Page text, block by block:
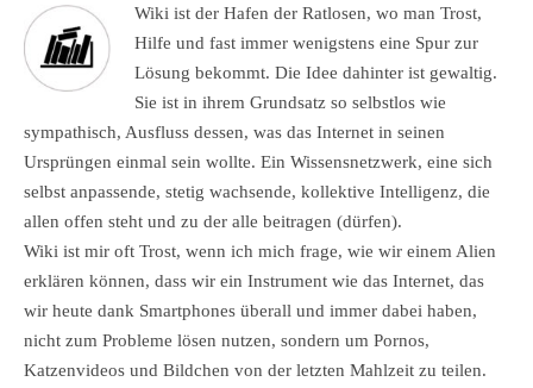
Wiki ist der Hafen der Ratlosen, wo man Trost,
Hilfe und fast immer wenigstens eine Spur zur
Lösung bekommt. Die Idee dahinter ist gewaltig.
Sie ist in ihrem Grundsatz so selbstlos wie
sympathisch, Ausfluss dessen, was das Internet in seinen
Ursprüngen einmal sein wollte. Ein Wissensnetzwerk, eine sich
selbst anpassende, stetig wachsende, kollektive Intelligenz, die
allen offen steht und zu der alle beitragen (dürfen).
Wiki ist mir oft Trost, wenn ich mich frage, wie wir einem Alien
erklären können, dass wir ein Instrument wie das Internet, das
wir heute dank Smartphones überall und immer dabei haben,
nicht zum Probleme lösen nutzen, sondern um Pornos,
Katzenvideos und Bildchen von der letzten Mahlzeit zu teilen.